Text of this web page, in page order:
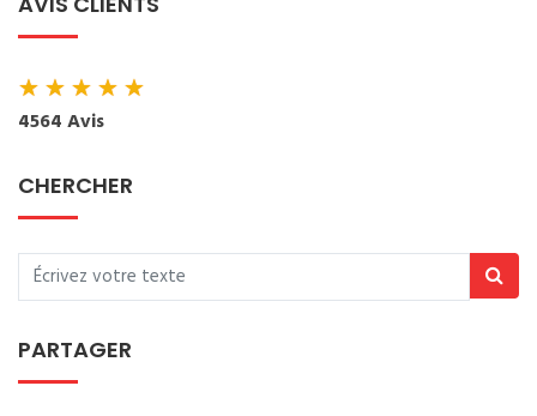
★★★★★
4564 Avis
CHERCHER
PARTAGER